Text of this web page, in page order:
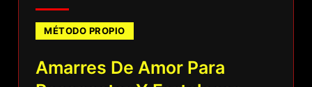
MÉTODO PROPIO
Amarres De Amor Para